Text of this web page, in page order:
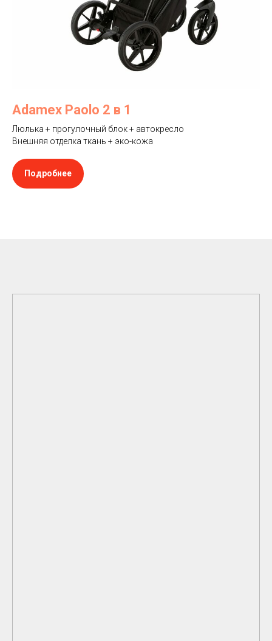
Adamex Paolo 2 в 1
Люлька + прогулочный блок + автокресло
Внешняя отделка ткань + эко-кожа
Подробнее